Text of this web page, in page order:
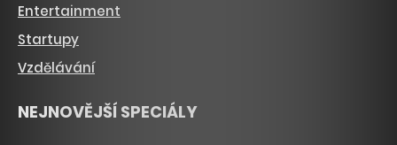
Entertainment
Startupy
Vzdělávání
NEJNOVĚJŠÍ SPECIÁLY